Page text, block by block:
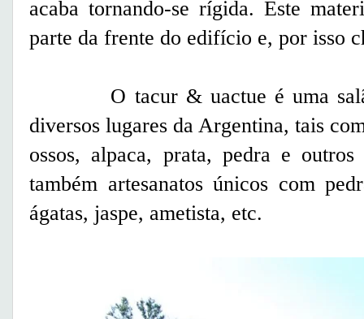
acaba tornando-se rígida. Este
parte da frente do edifício e, por isso
O tacur & uactue é uma salão
diversos lugares da Argentina, tais
ossos, alpaca, prata, pedra e outros
também artesanatos únicos com
ágatas, jaspe, ametista, etc.